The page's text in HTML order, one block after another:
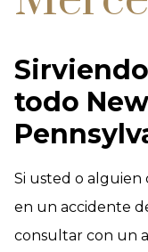
todo
Si usted o alguien
en un accidente
consultar con un